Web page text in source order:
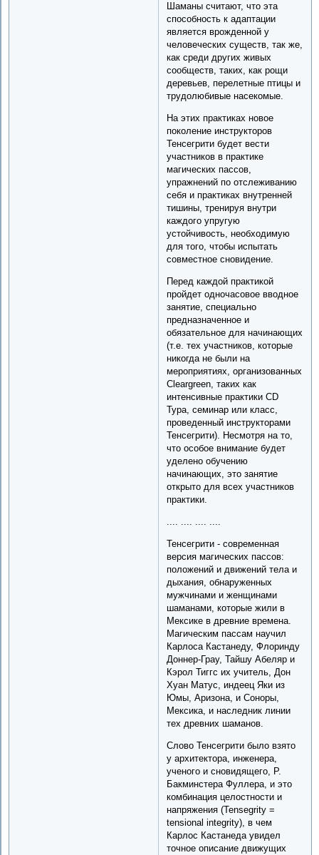
Шаманы считают, что эта
способность к адаптации
является врожденной у
человеческих существ, так же,
как среди других живых
сообществ, таких, как рощи
деревьев, перелетные птицы и
трудолюбивые насекомые.
На этих практиках новое
поколение инструкторов
Тенсегрити будет вести
участников в практике
магических пассов,
упражнений по отслеживанию
себя и практиках внутренней
тишины, тренируя внутри
каждого упругую
устойчивость, необходимую
для того, чтобы испытать
совместное сновидение.
Перед каждой практикой
пройдет одночасовое вводное
занятие, специально
предназначенное и
обязательное для начинающих
(т.е. тех участников, которые
никогда не были на
мероприятиях, организованных
Cleargreen, таких как
интенсивные практики CD
Тура, семинар или класс,
проведенный инструкторами
Тенсегрити). Несмотря на то,
что особое внимание будет
уделено обучению
начинающих, это занятие
открыто для всех участников
практики.
.... .... .... ....
Тенсегрити - современная
версия магических пассов:
положений и движений тела и
дыхания, обнаруженных
мужчинами и женщинами
шаманами, которые жили в
Мексике в древние времена.
Магическим пассам научил
Карлоса Кастанеду, Флоринду
Доннер-Грау, Тайшу Абеляр и
Кэрол Тиггс их учитель, Дон
Хуан Матус, индеец Яки из
Юмы, Аризона, и Соноры,
Мексика, и наследник линии
тех древних шаманов.
Слово Тенсегрити было взято
у архитектора, инженера,
ученого и сновидящего, Р.
Бакминстера Фуллера, и это
комбинация целостности и
напряжения (Tensegrity =
tensional integrity), в чем
Карлос Кастанеда увидел
точное описание движущих